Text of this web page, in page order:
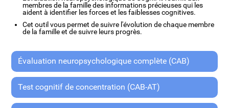
membres de la famille des informations précieuses qui les
aident à identifier les forces et les faiblesses cognitives.
Cet outil vous permet de suivre l'évolution de chaque membre
de la famille et de suivre leurs progrès.
Évaluation neuropsychologique complète (CAB)
Test cognitif de concentration (CAB-AT)